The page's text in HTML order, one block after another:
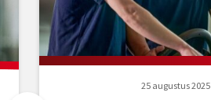
25 augustus 2025